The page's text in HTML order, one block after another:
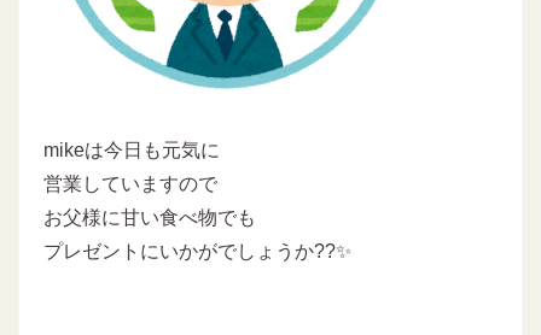
mikeは今日も元気に
営業していますので
お父様に甘い食べ物でも
プレゼントにいかがでしょうか??✨